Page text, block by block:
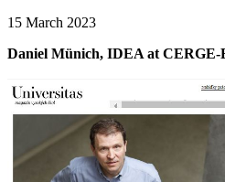
15 March 2023
Daniel Münich, IDEA at CERGE-